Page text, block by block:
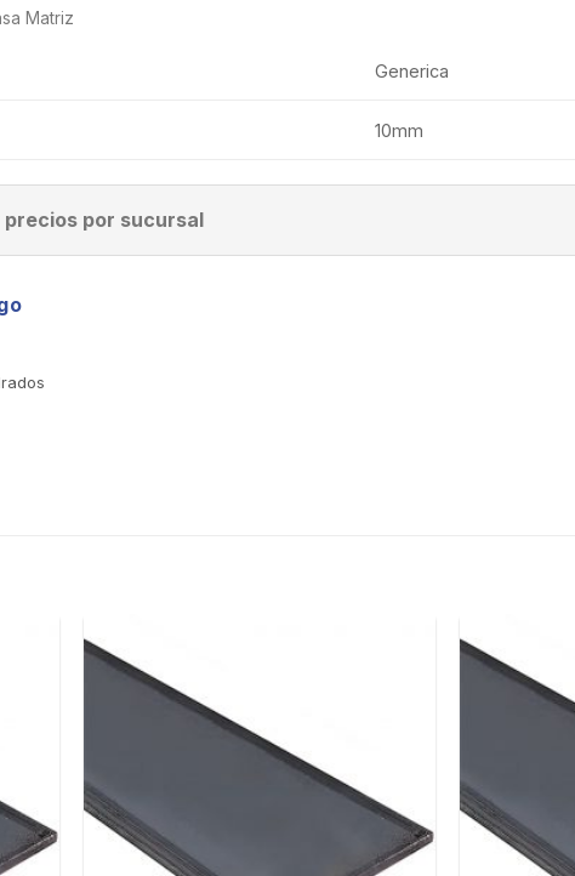
Matriz
Generica
10mm
por sucursal